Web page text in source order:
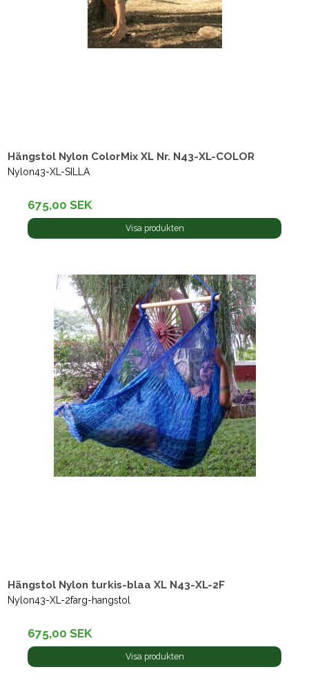
Hängstol Nylon ColorMix XL Nr. N43-XL-COLOR
Nylon43-XL-SILLA
675,00 SEK
Visa produkten
Hängstol Nylon turkis-blaa XL N43-XL-2F
Nylon43-XL-2farg-hangstol
675,00 SEK
Visa produkten